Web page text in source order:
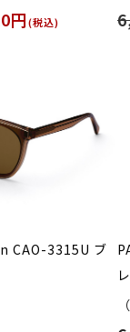
円(税込)
CAO-3315U ブ